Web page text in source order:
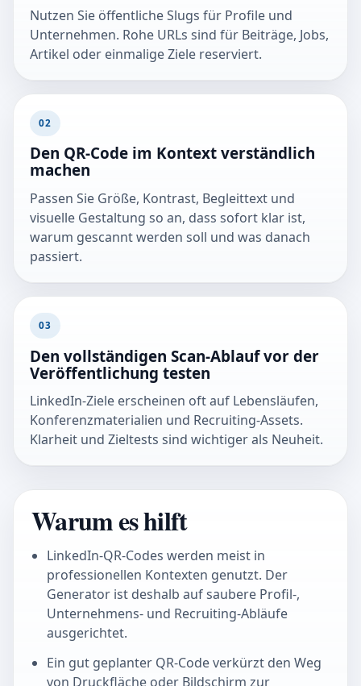
Nutzen Sie öffentliche Slugs für Profile und
Unternehmen. Rohe URLs sind für Beiträge, Jobs,
Artikel oder einmalige Ziele reserviert.
02
Den QR-Code im Kontext verständlich
machen
Passen Sie Größe, Kontrast, Begleittext und
visuelle Gestaltung so an, dass sofort klar ist,
warum gescannt werden soll und was danach
passiert.
03
Den vollständigen Scan-Ablauf vor der
Veröffentlichung testen
LinkedIn-Ziele erscheinen oft auf Lebensläufen,
Konferenzmaterialien und Recruiting-Assets.
Klarheit und Zieltests sind wichtiger als Neuheit.
Warum es hilft
LinkedIn-QR-Codes werden meist in
professionellen Kontexten genutzt. Der
Generator ist deshalb auf saubere Profil-,
Unternehmens- und Recruiting-Abläufe
ausgerichtet.
Ein gut geplanter QR-Code verkürzt den Weg
von Druckfläche oder Bildschirm zur